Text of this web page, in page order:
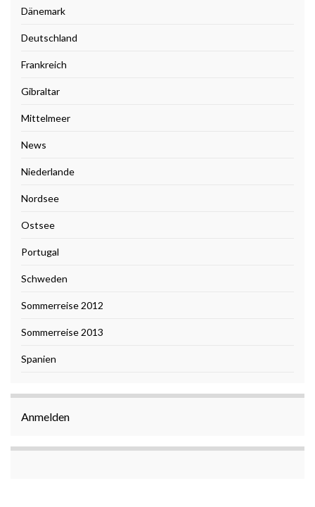
Dänemark
Deutschland
Frankreich
Gibraltar
Mittelmeer
News
Niederlande
Nordsee
Ostsee
Portugal
Schweden
Sommerreise 2012
Sommerreise 2013
Spanien
Anmelden